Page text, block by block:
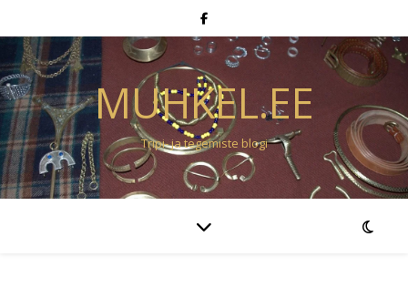
MUHKEL.EE
Tripi- ja tegemiste blogi